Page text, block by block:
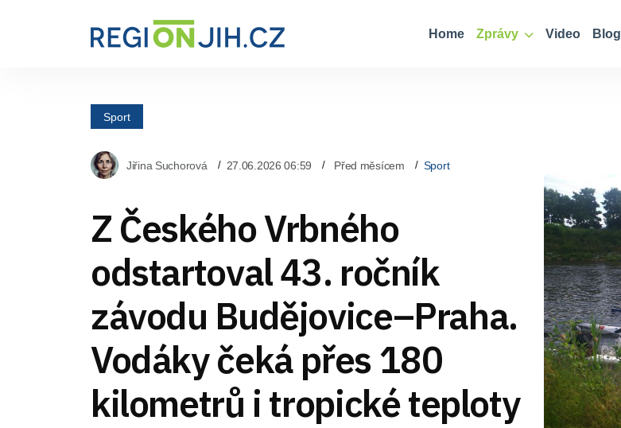
Home Zprávy Video Blog
Sport
Jiřina Suchorová 27.06.2026 06:59 Před měsícem Sport
Z Českého Vrbného
odstartoval 43. ročník
závodu Budějovice–Praha.
Vodáky čeká přes 180
kilometrů i tropické teploty